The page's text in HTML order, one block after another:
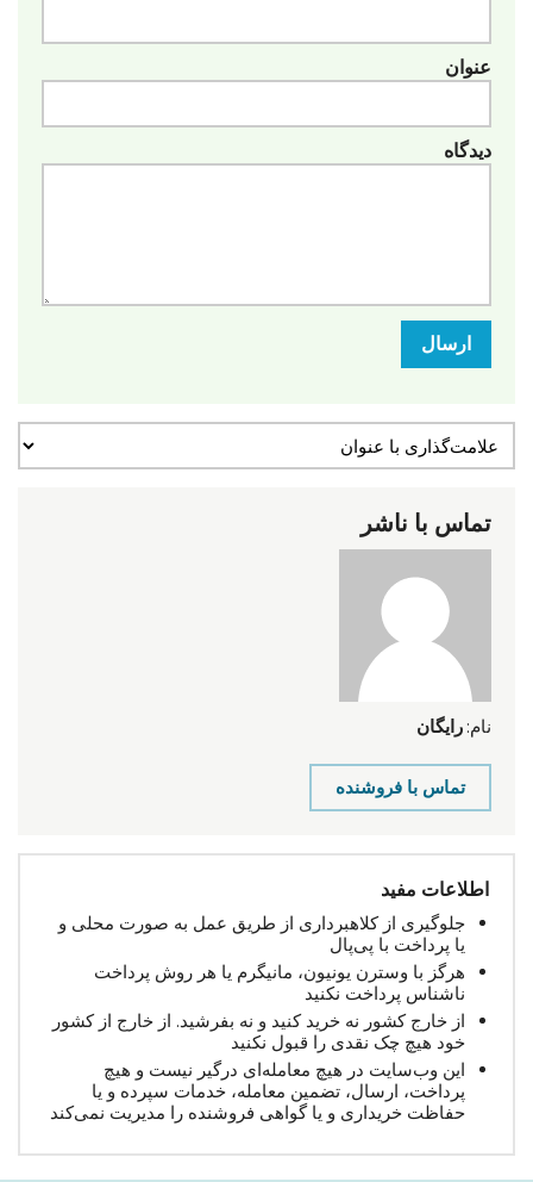
عنوان
دیدگاه
ارسال
تماس با ناشر
نام: رایگان
تماس با فروشنده
اطلاعات مفید
جلوگیری از کلاهبرداری از طریق عمل به صورت محلی و
یا پرداخت با پی‌پال
هرگز با وسترن یونیون، مانیگرم یا هر روش پرداخت
ناشناس پرداخت نکنید
از خارج کشور نه خرید کنید و نه بفرشید. از خارج از کشور
خود هیچ چک نقدی را قبول نکنید
این وب‌سایت در هیچ معامله‌ای درگیر نیست و هیچ
پرداخت، ارسال، تضمین معامله، خدمات سپرده و یا
حفاظت خریداری و یا گواهی فروشنده را مدیریت نمی‌کند